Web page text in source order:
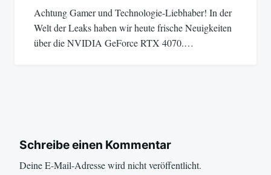
Achtung Gamer und Technologie-Liebhaber! In der
Welt der Leaks haben wir heute frische Neuigkeiten
über die NVIDIA GeForce RTX 4070.…
Schreibe einen Kommentar
Deine E-Mail-Adresse wird nicht veröffentlicht.